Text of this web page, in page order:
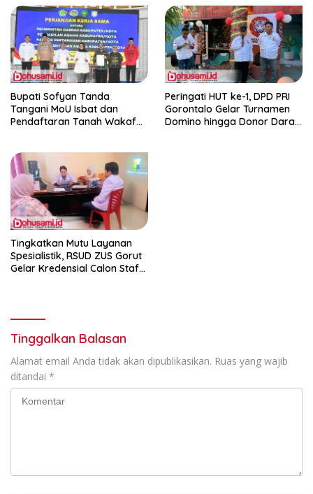
Bupati Sofyan Tanda
Tangani MoU Isbat dan
Pendaftaran Tanah Wakaf
Peringati HUT ke-1, DPD PRI
Gorontalo Gelar Turnamen
Domino hingga Donor Darah
Tingkatkan Mutu Layanan
Spesialistik, RSUD ZUS Gorut
Gelar Kredensial Calon Staf
Tinggalkan Balasan
Alamat email Anda tidak akan dipublikasikan. Ruas yang wajib
ditandai *